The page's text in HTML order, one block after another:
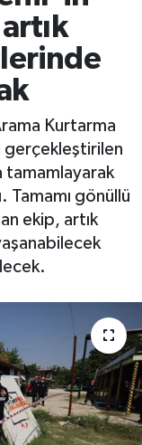
Kurtarma
gerçekleştirilen
tamamlayarak
Tamamı gönüllü
ekip, artık